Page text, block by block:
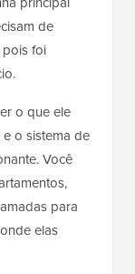
de
pois foi
o que ele
o sistema de
Você
para
elas